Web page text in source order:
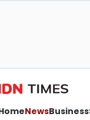
NewsBusiness